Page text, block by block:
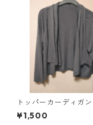
トッパーカーディガ
Ｌ グレー KAE-
¥1,500